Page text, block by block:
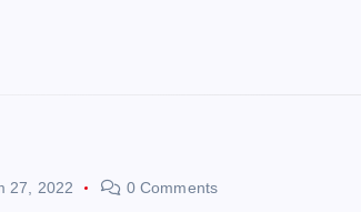
27, 2022 0 Comments